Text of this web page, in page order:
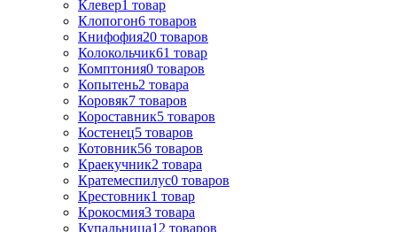
Клевер1 товар
Клопогон6 товаров
Книфофия20 товаров
Колокольчик61 товар
Комптония0 товаров
Копытень2 товара
Коровяк7 товаров
Короставник5 товаров
Костенец5 товаров
Котовник56 товаров
Краекучник2 товара
Кратемеспилус0 товаров
Крестовник1 товар
Крокосмия3 товара
Купальница12 товаров